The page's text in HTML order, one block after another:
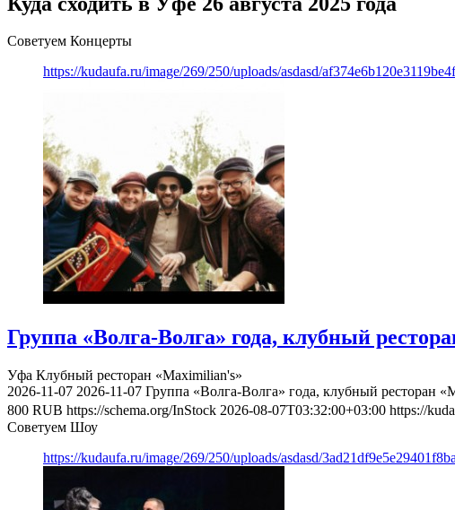
Советуем Концерты
https://kudaufa.ru/image/269/250/uploads/asdasd/
Группа «Волга-Волга» года, клубный
Уфа Клубный ресторан «Maximilian's»
2026-11-07 2026-11-07 Группа «Волга-Волга» года, клубный ресторан
800 RUB https://schema.org/InStock 2026-08-07T03:32:00+03:00 https://
Советуем Шоу
https://kudaufa.ru/image/269/250/uploads/asdasd/